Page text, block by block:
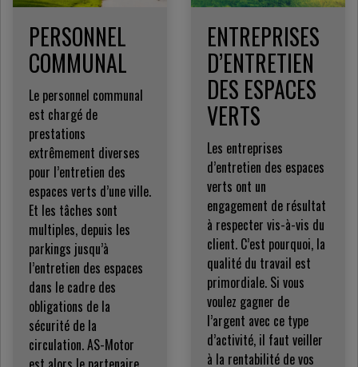
PERSONNEL
COMMUNAL
Le personnel communal
est chargé de
prestations
extrêmement diverses
pour l’entretien des
espaces verts d’une ville.
Et les tâches sont
multiples, depuis les
parkings jusqu’à
l’entretien des espaces
dans le cadre des
obligations de la
sécurité de la
circulation. AS-Motor
ENTREPRISES
D’ENTRETIEN
DES ESPACES
VERTS
Les entreprises
d’entretien des espaces
verts ont un
engagement de résultat
à respecter vis-à-vis du
client. C’est pourquoi, la
qualité du travail est
primordiale. Si vous
voulez gagner de
l’argent avec ce type
d’activité, il faut veiller
à la rentabilité de vos